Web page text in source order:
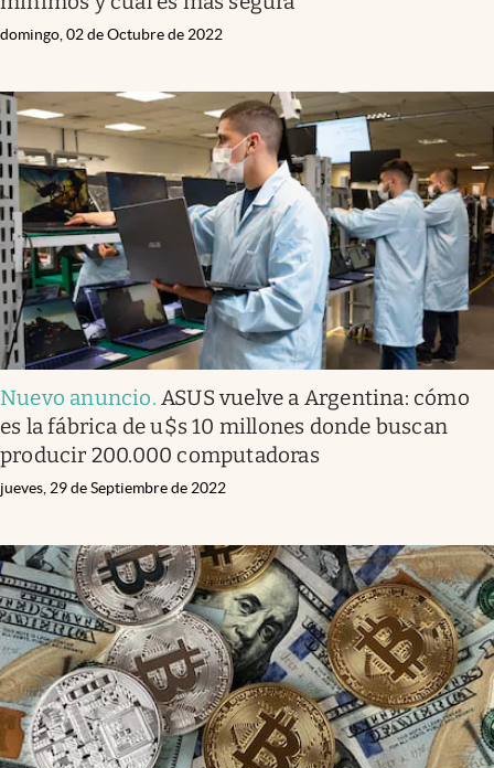
domingo, 02 de Octubre de 2022
Nuevo anuncio.ASUS vuelve a Argentina: cómo
es la fábrica de u$s 10 millones donde buscan
producir 200.000 computadoras
jueves, 29 de Septiembre de 2022